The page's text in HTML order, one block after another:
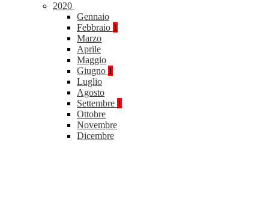
2020
Gennaio
Febbraio 1
Marzo
Aprile
Maggio
Giugno 1
Luglio
Agosto
Settembre 1
Ottobre
Novembre
Dicembre